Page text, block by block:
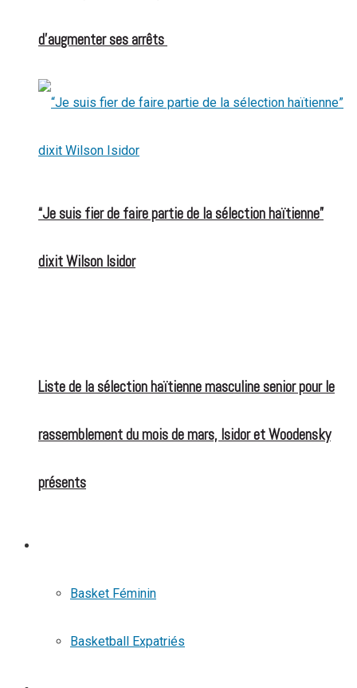
d’augmenter ses arrêts
“Je suis fier de faire partie de la sélection haïtienne”
dixit Wilson Isidor
Liste de la sélection haïtienne masculine senior pour le
rassemblement du mois de mars, Isidor et Woodensky
présents
Basket Féminin
Basketball Expatriés